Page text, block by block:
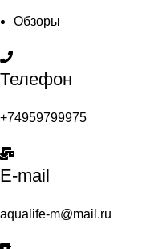
Обзоры
Телефон
+74959799975
E-mail
aqualife-m@mail.ru